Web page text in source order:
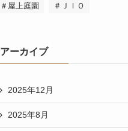
＃屋上庭園 ＃ＪＩＯ
アーカイブ
2025年12月
2025年8月